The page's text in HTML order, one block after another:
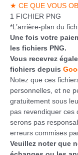
★ CE QUE VOUS
1 FICHIER PNG
*L’arrière-plan du
Une fois votre
les fichiers PNG.
Vous recevrez
fichiers depuis
Notez que ces
personnelles, et ne
gratuitement sous
pas revendiquer ces
serons pas
erreurs commises
Veuillez noter que